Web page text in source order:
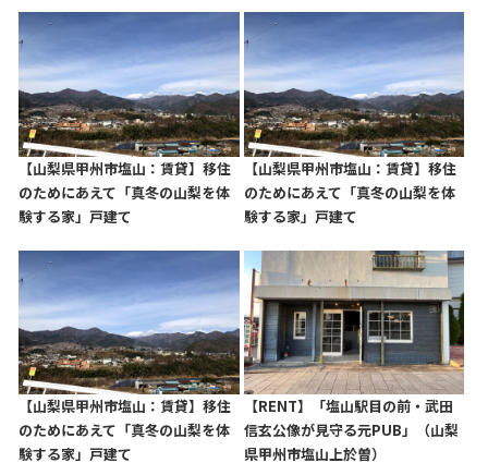
【山梨県甲州市塩山：賃貸】移住
のためにあえて「真冬の山梨を体
験する家」戸建て
【山梨県甲州市塩山：賃貸】移住
のためにあえて「真冬の山梨を体
験する家」戸建て
【山梨県甲州市塩山：賃貸】移住
のためにあえて「真冬の山梨を体
験する家」戸建て
【RENT】「塩山駅目の前・武田
信玄公像が見守る元PUB」（山梨
県甲州市塩山上於曽）